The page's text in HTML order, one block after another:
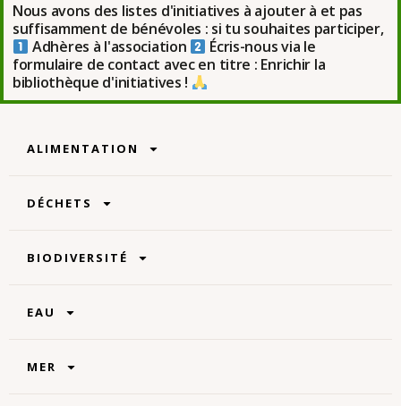
Nous avons des listes d'initiatives à ajouter à et pas
suffisamment de bénévoles : si tu souhaites participer,
Adhères à l'association
Écris-nous via le
formulaire de contact avec en titre : Enrichir la
bibliothèque d'initiatives !
ALIMENTATION
DÉCHETS
BIODIVERSITÉ
EAU
MER